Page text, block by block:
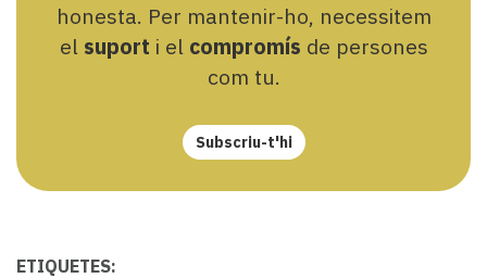
honesta. Per mantenir-ho, necessitem
el suport i el compromís de persones
com tu.
Subscriu-t'hi
ETIQUETES: